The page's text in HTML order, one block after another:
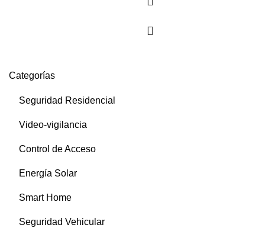
Categorías
Seguridad Residencial
Video-vigilancia
Control de Acceso
Energía Solar
Smart Home
Seguridad Vehicular